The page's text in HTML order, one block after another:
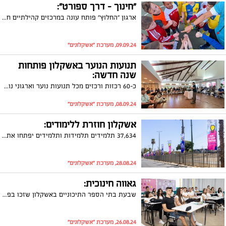
"חינוך - דרך ספורט":
ארגון "החלוץ" פותח עונה במרכזים קהילתיים חדשים גם באשקלון.
09.09.24, מערכת "אשקלונים"
תנועות הנוער באשקלון פותחות
שנה חדשה:
כ-60 רכזות ורכזים מכל תנועות נוער וארגוני נוער השתתפו באירוע שיא לקראת שנת הפעילות החדשה
08.09.24, מערכת "אשקלונים"
אשקלון חוזרת ללימודים:
37,634 תלמידים תלמידות ותלמידים יפתחו את שנת הלימודים תשפ"ה; רבים מהם יעשו זאת במוסדות לימוד חדשים או מחודשים ועם שפע של תכניות לימודיות מגוונות וחדשניות שיעניקו להם את הבסיס הטוב ביותר למצוינות הישגית וערכית.
28.08.24, מערכת "אשקלונים"
גאווה חינוכית:
שבעת בתי הספר התיכוניים באשקלון שזכו בפרס הצטיינות לשנת הלימודים תשפ"ד
26.08.24, מערכת "אשקלונים"